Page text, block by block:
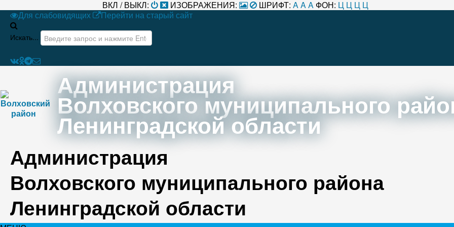
ВКЛ / ВЫКЛ: ИЗОБРАЖЕНИЯ: ШРИФТ: AAA ФОН: Ц Ц Ц Ц
Для слабовидящих
Перейти на старый сайт
Искать...
Администрация
Волховского муниципального
Ленинградской области
Администрация
Волховского муниципального района
Ленинградской области